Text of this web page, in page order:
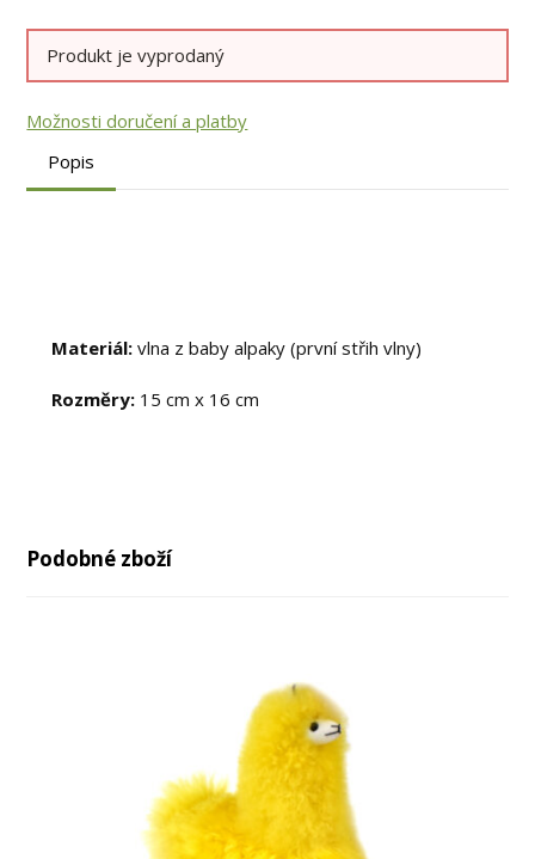
Produkt je vyprodaný
Možnosti doručení a platby
Popis
Materiál:vlna z baby alpaky (první střih vlny)
Rozměry:15 cm x 16 cm
Podobné zboží